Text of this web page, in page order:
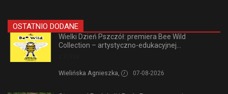
OSTATNIO DODANE
Wielki Dzień Pszczół: premiera Bee Wild
Collection – artystyczno-edukacyjnej...
Wielińska Agnieszka, 07-08-2026